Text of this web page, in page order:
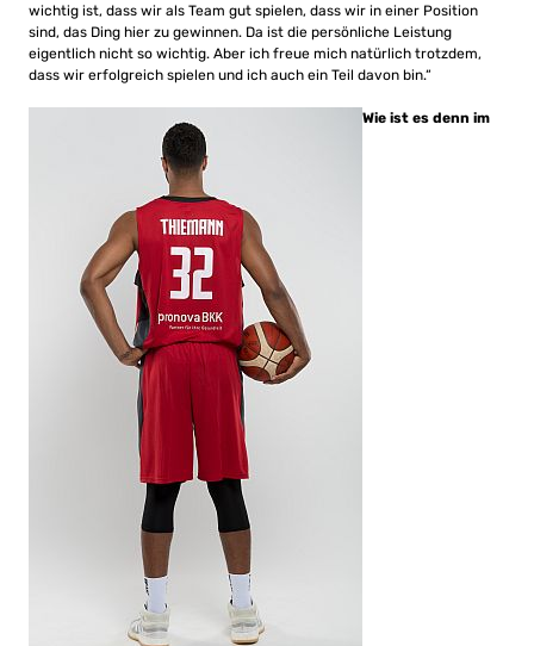
wichtig ist, dass wir als Team gut spielen, dass wir in einer Position
sind, das Ding hier zu gewinnen. Da ist die persönliche Leistung
eigentlich nicht so wichtig. Aber ich freue mich natürlich trotzdem,
dass wir erfolgreich spielen und ich auch ein Teil davon bin.“
Wie ist es denn im